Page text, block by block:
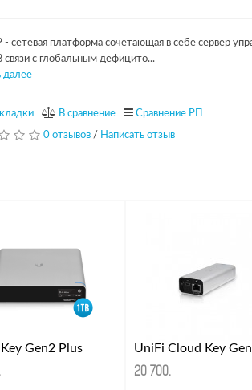
- сетевая платформа сочетающая в себе сервер
связи с глобальным дефицито...
далее
В сравнение Сравнение РП
0 отзывов/ Написать отзыв
Gen2 Plus
UniFi Cloud Key
20 700.